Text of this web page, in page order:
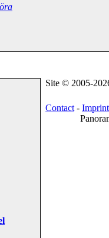
Site © 2005-
Contact - Imprint